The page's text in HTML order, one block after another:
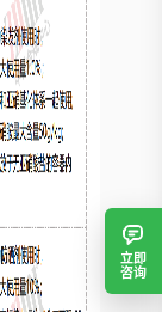
立即
咨询